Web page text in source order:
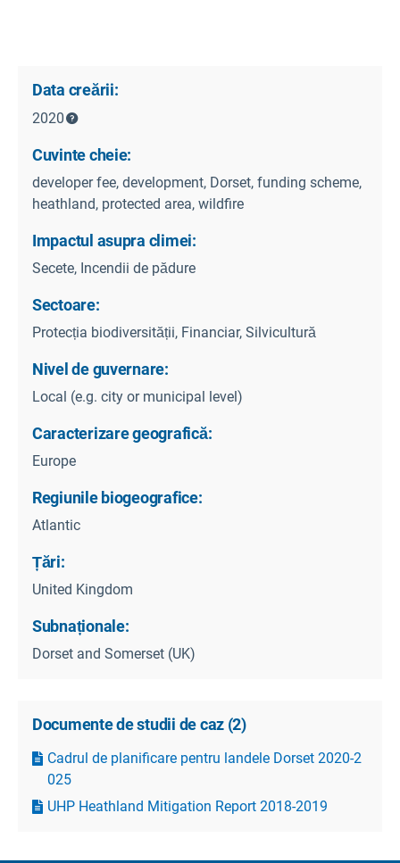
Data creării:
2020
Cuvinte cheie:
developer fee, development, Dorset, funding scheme,
heathland, protected area, wildfire
Impactul asupra climei:
Secete, Incendii de pădure
Sectoare:
Protecția biodiversității, Financiar, Silvicultură
Nivel de guvernare:
Local (e.g. city or municipal level)
Caracterizare geografică:
Europe
Regiunile biogeografice:
Atlantic
Țări:
United Kingdom
Subnaționale:
Dorset and Somerset (UK)
Documente de studii de caz (2)
Cadrul de planificare pentru landele Dorset 2020-2
025
UHP Heathland Mitigation Report 2018-2019